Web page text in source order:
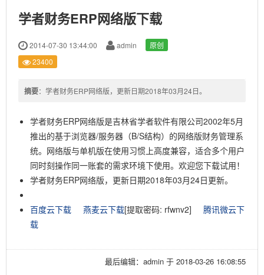
学者财务ERP网络版下载
2014-07-30 13:44:00 admin
原创
23400
摘要：学者财务ERP网络版，更新日期2018年03月24日。
学者财务ERP网络版是吉林省学者软件有限公司2002年5月
推出的基于浏览器/服务器（B/S结构）的网络版财务管理系
统。网络版与单机版在使用习惯上高度兼容，适合多个用户
同时刻操作同一账套的需求环境下使用。欢迎您下载试用！
学者财务ERP网络版，更新日期2018年03月24日更新。
百度云下载 燕麦云下载[提取密码: rfwnv2] 腾讯微云下
载
最后编辑：admin 于 2018-03-26 16:08:55